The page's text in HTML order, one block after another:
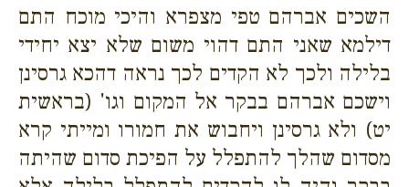
השכים אברהם טפי מצפרא והיכי מוכח התם
דילמא שאני התם דהוי משום שלא יצא יחידי
בלילה ולכך לא הקדים לכך נראה דהכא גרסינן
וישכם אברהם בבקר אל המקום וגו' (בראשית
יט) ולא גרסינן ויחבוש את חמורו ומייתי קרא
מסדום שהלך להתפלל על הפיכת סדום שהיתה